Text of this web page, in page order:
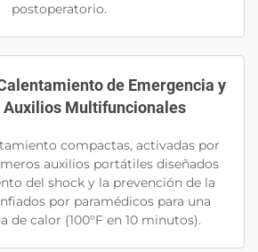
postoperatorio.
de Emergencia y
Multifuncionales
compactas, activadas por
auxilios portátiles diseñados
del shock y la prevención de la
por paramédicos para una
de calor (100°F en 10 minutos).